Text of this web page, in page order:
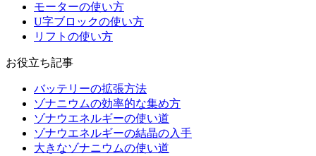
モーターの使い方
U字ブロックの使い方
リフトの使い方
お役立ち記事
バッテリーの拡張方法
ゾナニウムの効率的な集め方
ゾナウエネルギーの使い道
ゾナウエネルギーの結晶の入手
大きなゾナニウムの使い道